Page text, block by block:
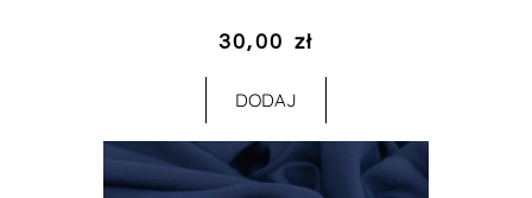
30,00 zł
DODAJ